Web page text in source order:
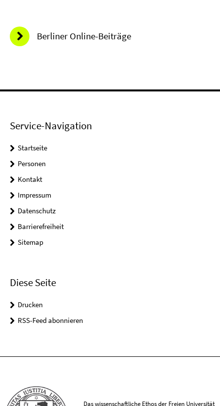
Berliner Online-Beiträge
Service-Navigation
Startseite
Personen
Kontakt
Impressum
Datenschutz
Barrierefreiheit
Sitemap
Diese Seite
Drucken
RSS-Feed abonnieren
Das wissenschaftliche Ethos der Freien Universität